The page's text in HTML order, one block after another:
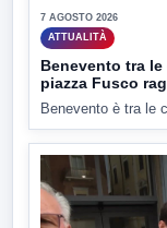
7 AGOSTO 2026
ATTUALITÀ
Benevento tra
piazza Fusco
Benevento è tra le